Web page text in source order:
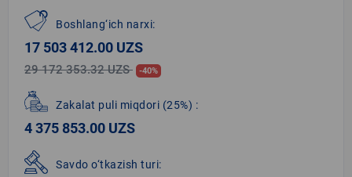
Boshlang‘ich narxi:
17 503 412.00 UZS
29 172 353.32 UZS -40%
Zakalat puli miqdori (25%) :
4 375 853.00 UZS
Savdo o‘tkazish turi: